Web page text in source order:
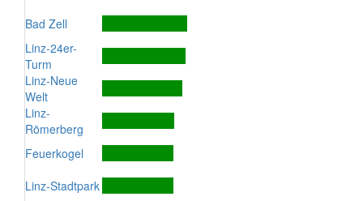
Bad Zell
Linz-24er-
Turm
Linz-Neue
Welt
Linz-
Römerberg
Feuerkogel
Linz-Stadtpark